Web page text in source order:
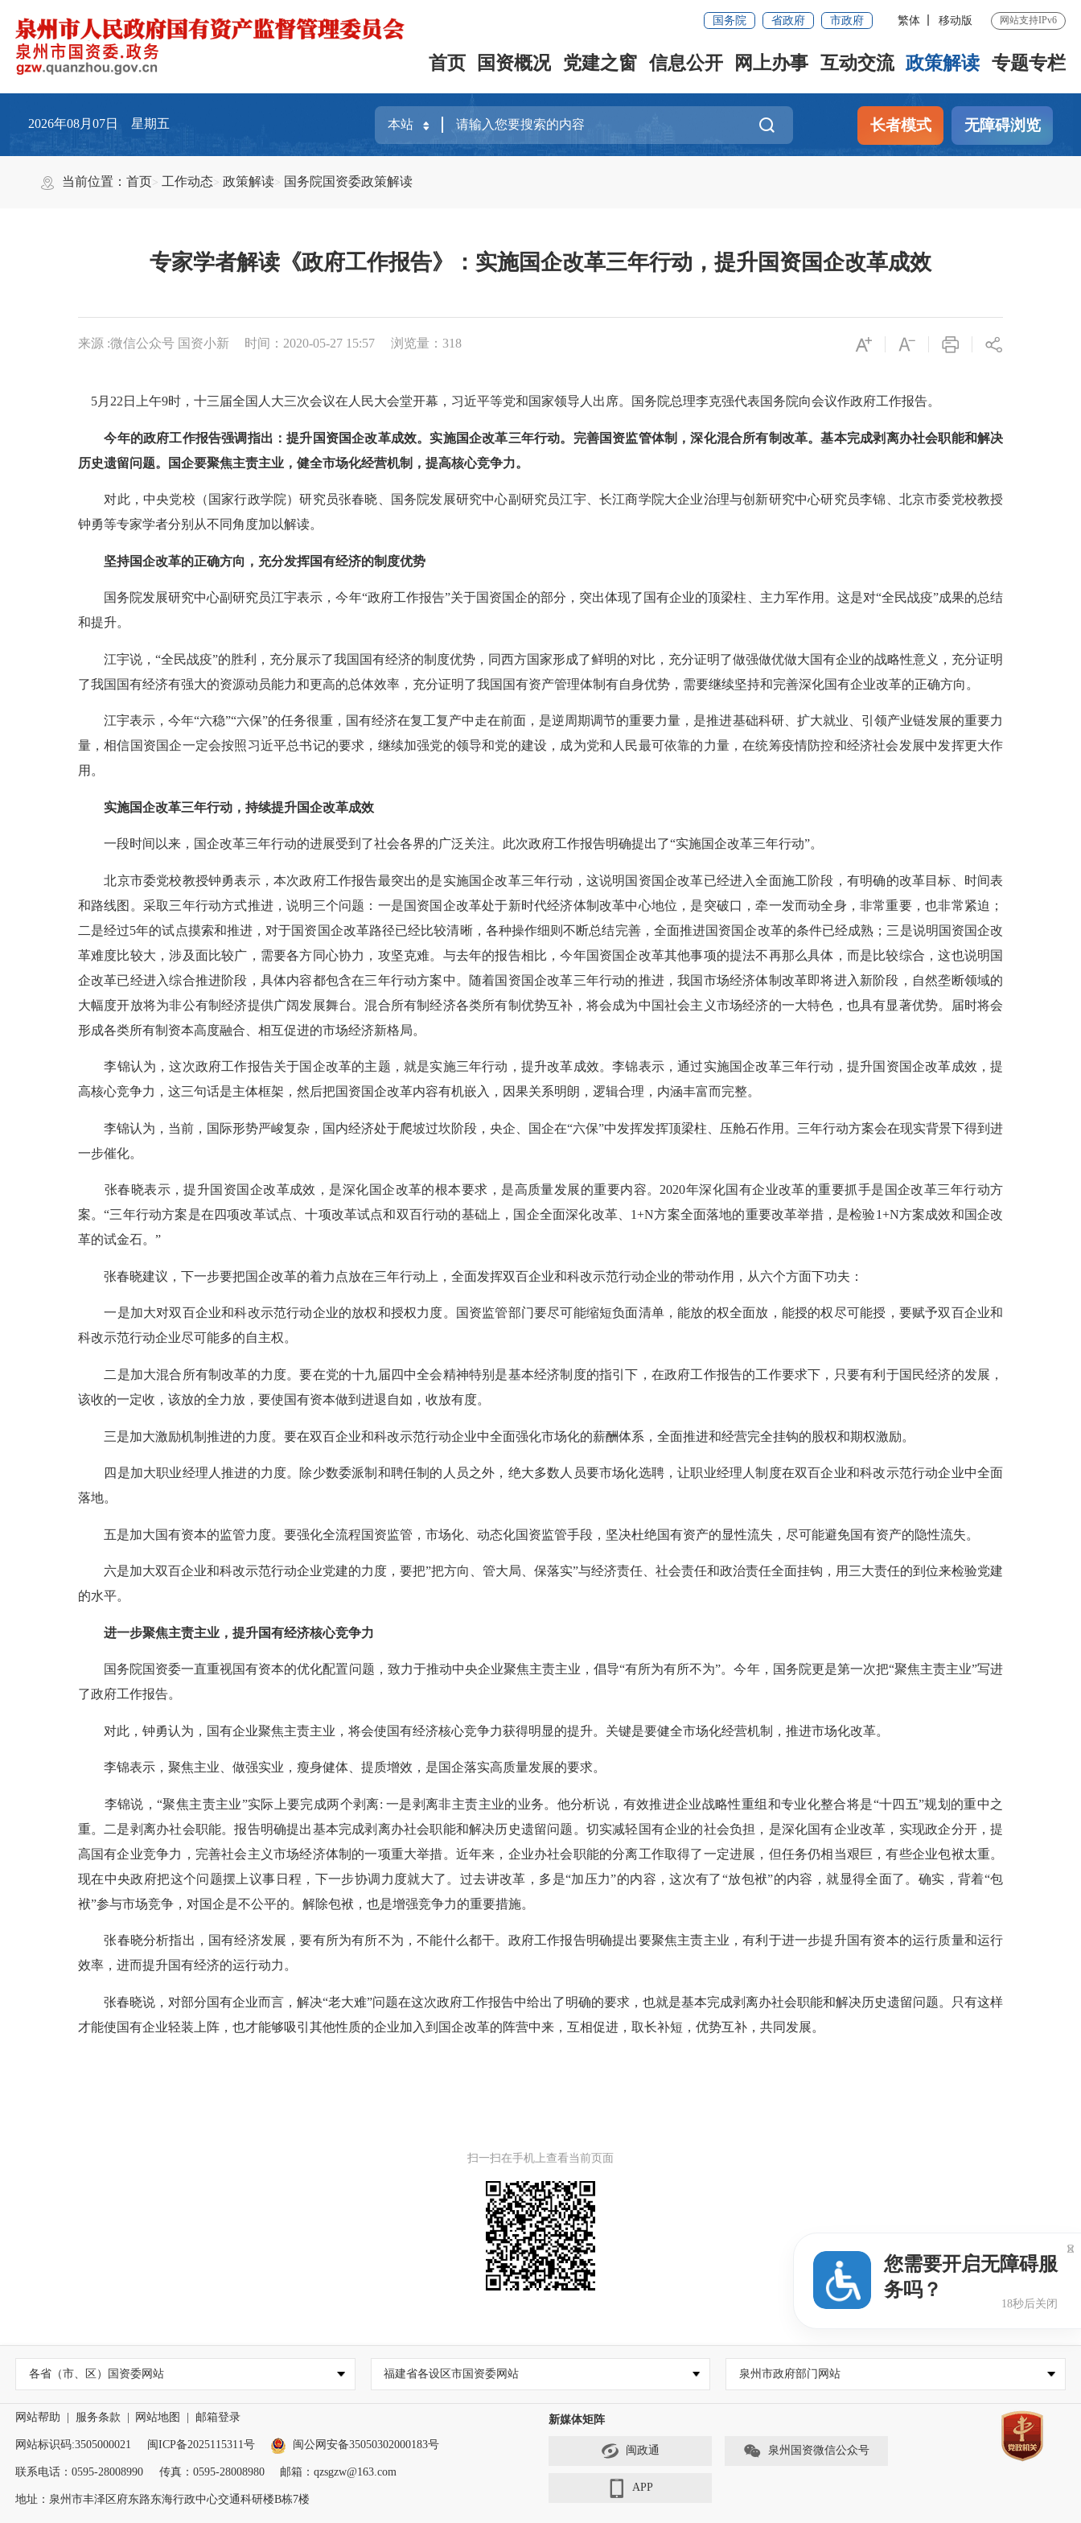
国务院 省政府 市政府 繁体 移动版 网站支持IPv6
首页 国资概况 党建之窗 信息公开 网上办事 互动交流 政策解读 专题专栏
2026年08月07日 星期五 长者模式 无障碍浏览
当前位置：首页 工作动态 政策解读 国务院国资委政策解读
专家学者解读《政府工作报告》：实施国企改革三年行动，提升国资国企改革成效
来源 :微信公众号 国资小新 时间：2020-05-27 15:57 浏览量： 318
5月 22 日上午9时，十三届全国人大三次会议在人民大会堂开幕，习近平等党和国家领导人出席。国务院总理李克强代表国务院向会议作政府工作报告。
今年的政府工作报告强调指出：提升国资国企改革成效。实施国企改革三年行动。完善国资监管体制，深化混合所有制改革。基本完成剥离办社会职能和解决
历史遗留问题。国企要聚焦主责主业，健全市场化经营机制，提高核心竞争力。
对此，中央党校（国家行政学院）研究员张春晓、国务院发展研究中心副研究员江宇、长江商学院大企业治理与创新研究中心研究员李锦、北京市委党校教授
钟勇等专家学者分别从不同角度加以解读。
坚持国企改革的正确方向，充分发挥国有经济的制度优势
国务院发展研究中心副研究员江宇表示，今年“政府工作报告”关于国资国企的部分，突出体现了国有企业的顶梁柱、主力军作用。这是对“全民战疫”成果的总结
和提升。
江宇说， “全民战疫”的胜利，充分展示了我国国有经济的制度优势，同西方国家形成了鲜明的对比，充分证明了做强做优做大国有企业的战略性意义，充分证明
了我国国有经济有强大的资源动员能力和更高的总体效率，充分证明了我国国有资产管理体制有自身优势，需要继续坚持和完善深化国有企业改革的正确方向。
江宇表示，今年“六稳”“六保”的任务很重，国有经济在复工复产中走在前面，是逆周期调节的重要力量，是推进基础科研、扩大就业、引领产业链发展的重要力
量，相信国资国企一定会按照习近平总书记的要求，继续加强党的领导和党的建设，成为党和人民最可依靠的力量，在统筹疫情防控和经济社会发展中发挥更大作
用。
实施国企改革三年行动，持续提升国企改革成效
一段时间以来，国企改革三年行动的进展受到了社会各界的广泛关注。此次政府工作报告明确提出了“实施国企改革三年行动”。
北京市委党校教授钟勇表示，本次政府工作报告最突出的是实施国企改革三年行动，这说明国资国企改革已经进入全面施工阶段，有明确的改革目标、时间表
和路线图。采取三年行动方式推进，说明三个问题：一是国资国企改革处于新时代经济体制改革中心地位，是突破口，牵一发而动全身，非常重要，也非常紧迫；
二是经过5年的试点摸索和推进，对于国资国企改革路径已经比较清晰，各种操作细则不断总结完善，全面推进国资国企改革的条件已经成熟；三是说明国资国企改
革难度比较大，涉及面比较广，需要各方同心协力，攻坚克难。与去年的报告相比，今年国资国企改革其他事项的提法不再那么具体，而是比较综合，这也说明国
企改革已经进入综合推进阶段，具体内容都包含在三年行动方案中。随着国资国企改革三年行动的推进，我国市场经济体制改革即将进入新阶段，自然垄断领域的
大幅度开放将为非公有制经济提供广阔发展舞台。混合所有制经济各类所有制优势互补，将会成为中国社会主义市场经济的一大特色，也具有显著优势。届时将会
形成各类所有制资本高度融合、相互促进的市场经济新格局。
李锦认为，这次政府工作报告关于国企改革的主题，就是实施三年行动，提升改革成效。李锦表示，通过实施国企改革三年行动，提升国资国企改革成效，提
高核心竞争力，这三句话是主体框架，然后把国资国企改革内容有机嵌入，因果关系明朗，逻辑合理，内涵丰富而完整。
李锦认为，当前，国际形势严峻复杂，国内经济处于爬坡过坎阶段，央企、国企在“六保”中发挥发挥顶梁柱、压舱石作用。三年行动方案会在现实背景下得到进
一步催化。
张春晓表示，提升国资国企改革成效，是深化国企改革的根本要求，是高质量发展的重要内容。 2020年深化国有企业改革的重要抓手是国企改革三年行动方
案。“三年行动方案是在四项改革试点、十项改革试点和双百行动的基础上，国企全面深化改革、 1+N方案全面落地的重要改革举措，是检验1+N方案成效和国企改
革的试金石。”
张春晓建议，下一步要把国企改革的着力点放在三年行动上，全面发挥双百企业和科改示范行动企业的带动作用，从六个方面下功夫：
一是加大对双百企业和科改示范行动企业的放权和授权力度。国资监管部门要尽可能缩短负面清单，能放的权全面放，能授的权尽可能授，要赋予双百企业和
科改示范行动企业尽可能多的自主权。
二是加大混合所有制改革的力度。要在党的十九届四中全会精神特别是基本经济制度的指引下，在政府工作报告的工作要求下，只要有利于国民经济的发展，
该收的一定收，该放的全力放，要使国有资本做到进退自如，收放有度。
三是加大激励机制推进的力度。要在双百企业和科改示范行动企业中全面强化市场化的薪酬体系，全面推进和经营完全挂钩的股权和期权激励。
四是加大职业经理人推进的力度。除少数委派制和聘任制的人员之外，绝大多数人员要市场化选聘，让职业经理人制度在双百企业和科改示范行动企业中全面
落地。
五是加大国有资本的监管力度。要强化全流程国资监管，市场化、动态化国资监管手段，坚决杜绝国有资产的显性流失，尽可能避免国有资产的隐性流失。
六是加大双百企业和科改示范行动企业党建的力度，要把”把方向、管大局、保落实”与经济责任、社会责任和政治责任全面挂钩，用三大责任的到位来检验党建
的水平。
进一步聚焦主责主业，提升国有经济核心竞争力
国务院国资委一直重视国有资本的优化配置问题，致力于推动中央企业聚焦主责主业，倡导“有所为有所不为”。今年，国务院更是第一次把“聚焦主责主业”写进
了政府工作报告。
对此，钟勇认为，国有企业聚焦主责主业，将会使国有经济核心竞争力获得明显的提升。关键是要健全市场化经营机制，推进市场化改革。
李锦表示，聚焦主业、做强实业，瘦身健体、提质增效，是国企落实高质量发展的要求。
李锦说，“聚焦主责主业”实际上要完成两个剥离:一是剥离非主责主业的业务。他分析说，有效推进企业战略性重组和专业化整合将是“十四五”规划的重中之
重。二是剥离办社会职能。报告明确提出基本完成剥离办社会职能和解决历史遗留问题。切实减轻国有企业的社会负担，是深化国有企业改革，实现政企分开，提
高国有企业竞争力，完善社会主义市场经济体制的一项重大举措。近年来，企业办社会职能的分离工作取得了一定进展，但任务仍相当艰巨，有些企业包袱太重。
现在中央政府把这个问题摆上议事日程，下一步协调力度就大了。过去讲改革，多是“加压力”的内容，这次有了“放包袱”的内容，就显得全面了。确实，背着“包
袱”参与市场竞争，对国企是不公平的。解除包袱，也是增强竞争力的重要措施。
张春晓分析指出，国有经济发展，要有所为有所不为，不能什么都干。政府工作报告明确提出要聚焦主责主业，有利于进一步提升国有资本的运行质量和运行
效率，进而提升国有经济的运行动力。
张春晓说，对部分国有企业而言，解决“老大难”问题在这次政府工作报告中给出了明确的要求，也就是基本完成剥离办社会职能和解决历史遗留问题。只有这样
才能使国有企业轻装上阵，也才能够吸引其他性质的企业加入到国企改革的阵营中来，互相促进，取长补短，优势互补，共同发展。
扫一扫在手机上查看当前页面
各省（市、区）国资委网站 福建省各设区市国资委网站 泉州市政府部门网站
网站帮助 服务条款 网站地图 邮箱登录
网站标识码:3505000021 闽ICP备2025115311号 闽公网安备35050302000183号
联系电话：0595-28008990 传真：0595-28008980 邮箱：qzsgzw@163.com
地址：泉州市丰泽区府东路东海行政中心交通科研楼B栋7楼
新媒体矩阵
闽政通 泉州国资微信公众号
APP
您需要开启无障碍服
务吗？
17秒后关闭
